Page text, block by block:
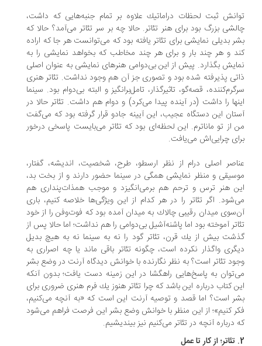
ثبت لحظات دراماتیك علاوه بر تمام جنبه‌هایی كه داشت،
بزرگ بود برای هنر تئاتر. حالا چه بر سر تئاتر می‌آمد؟ حالا كه
بدیلی نمایشی برای تئاتر یافته بود كه می‌توانست هر جا كه اراده
و هر چند بار و برای هر چند مخاطب كه بخواهد نمایشی را به
بگذارد. پیش از این بی‌دوامی هنرهای نمایشی به عنوان اصلی
پذیرفته شده بود و تصوری جز آن هم وجود نداشت. تئاتر هنری
قصه‌گو، تاثیرگذار، تامل‌برانگیز و البته بی‌دوام بود. سینما
را داشت (در آینده پیدا می‌كرد) و دوام هم داشت. تئاتر حالا در
این دستگاه عجیب، این آیینه جادو قرار گرفته بود كه می‌گفت
از تو ماناترم. این لحظه‌ای بود كه تئاتر می‌بایست پاسخی درخور
چرایی‌اش می‌یافت.
اصلی درام از نظر ارسطو، طرح، شخصیت، اندیشه، گفتار،
و منظر نمایشی همگی در سینما حضور دارند و از بخت بد،
هنر ترس و ترحم هم برمی‌انگیزد و موجب همذات‌پنداری هم
اگر تئاتر را در هر كدام از این ویژگی‌ها خلاصه كنیم، باری
میدان رقیبی چالاك به میدان آمده بود كه فوت‌وفن را از خود
آموخته بود اما پاشنه‌آشیل بی‌دوامی را هم نداشت؛ اما حالا پس از
بیش از یك قرن، تئاتر گود را نه به سینما نه به هیچ بدیل
واگذار نكرده است، چگونه تئاتر باقی ماند یا چه اصراری به
تئاتر است؟ به نظر نگارنده با خوانش دیدگاه آرنت در وضع بشر
به پاسخ‌هایی راهگشا در این زمینه دست یافت؛ بدون آنكه
كتاب درباره این باشد كه چرا تئاتر هنوز یك فرم هنری ضروری برای
است؟ اما قصد و توصیه آرنت این است كه «به آنچه می‌كنیم،
كنیم»؛ از این منظر با خوانش وضع بشر این فرصت فراهم می‌شود
درباره آنچه در تئاتر می‌كنیم نیز بیندیشیم.